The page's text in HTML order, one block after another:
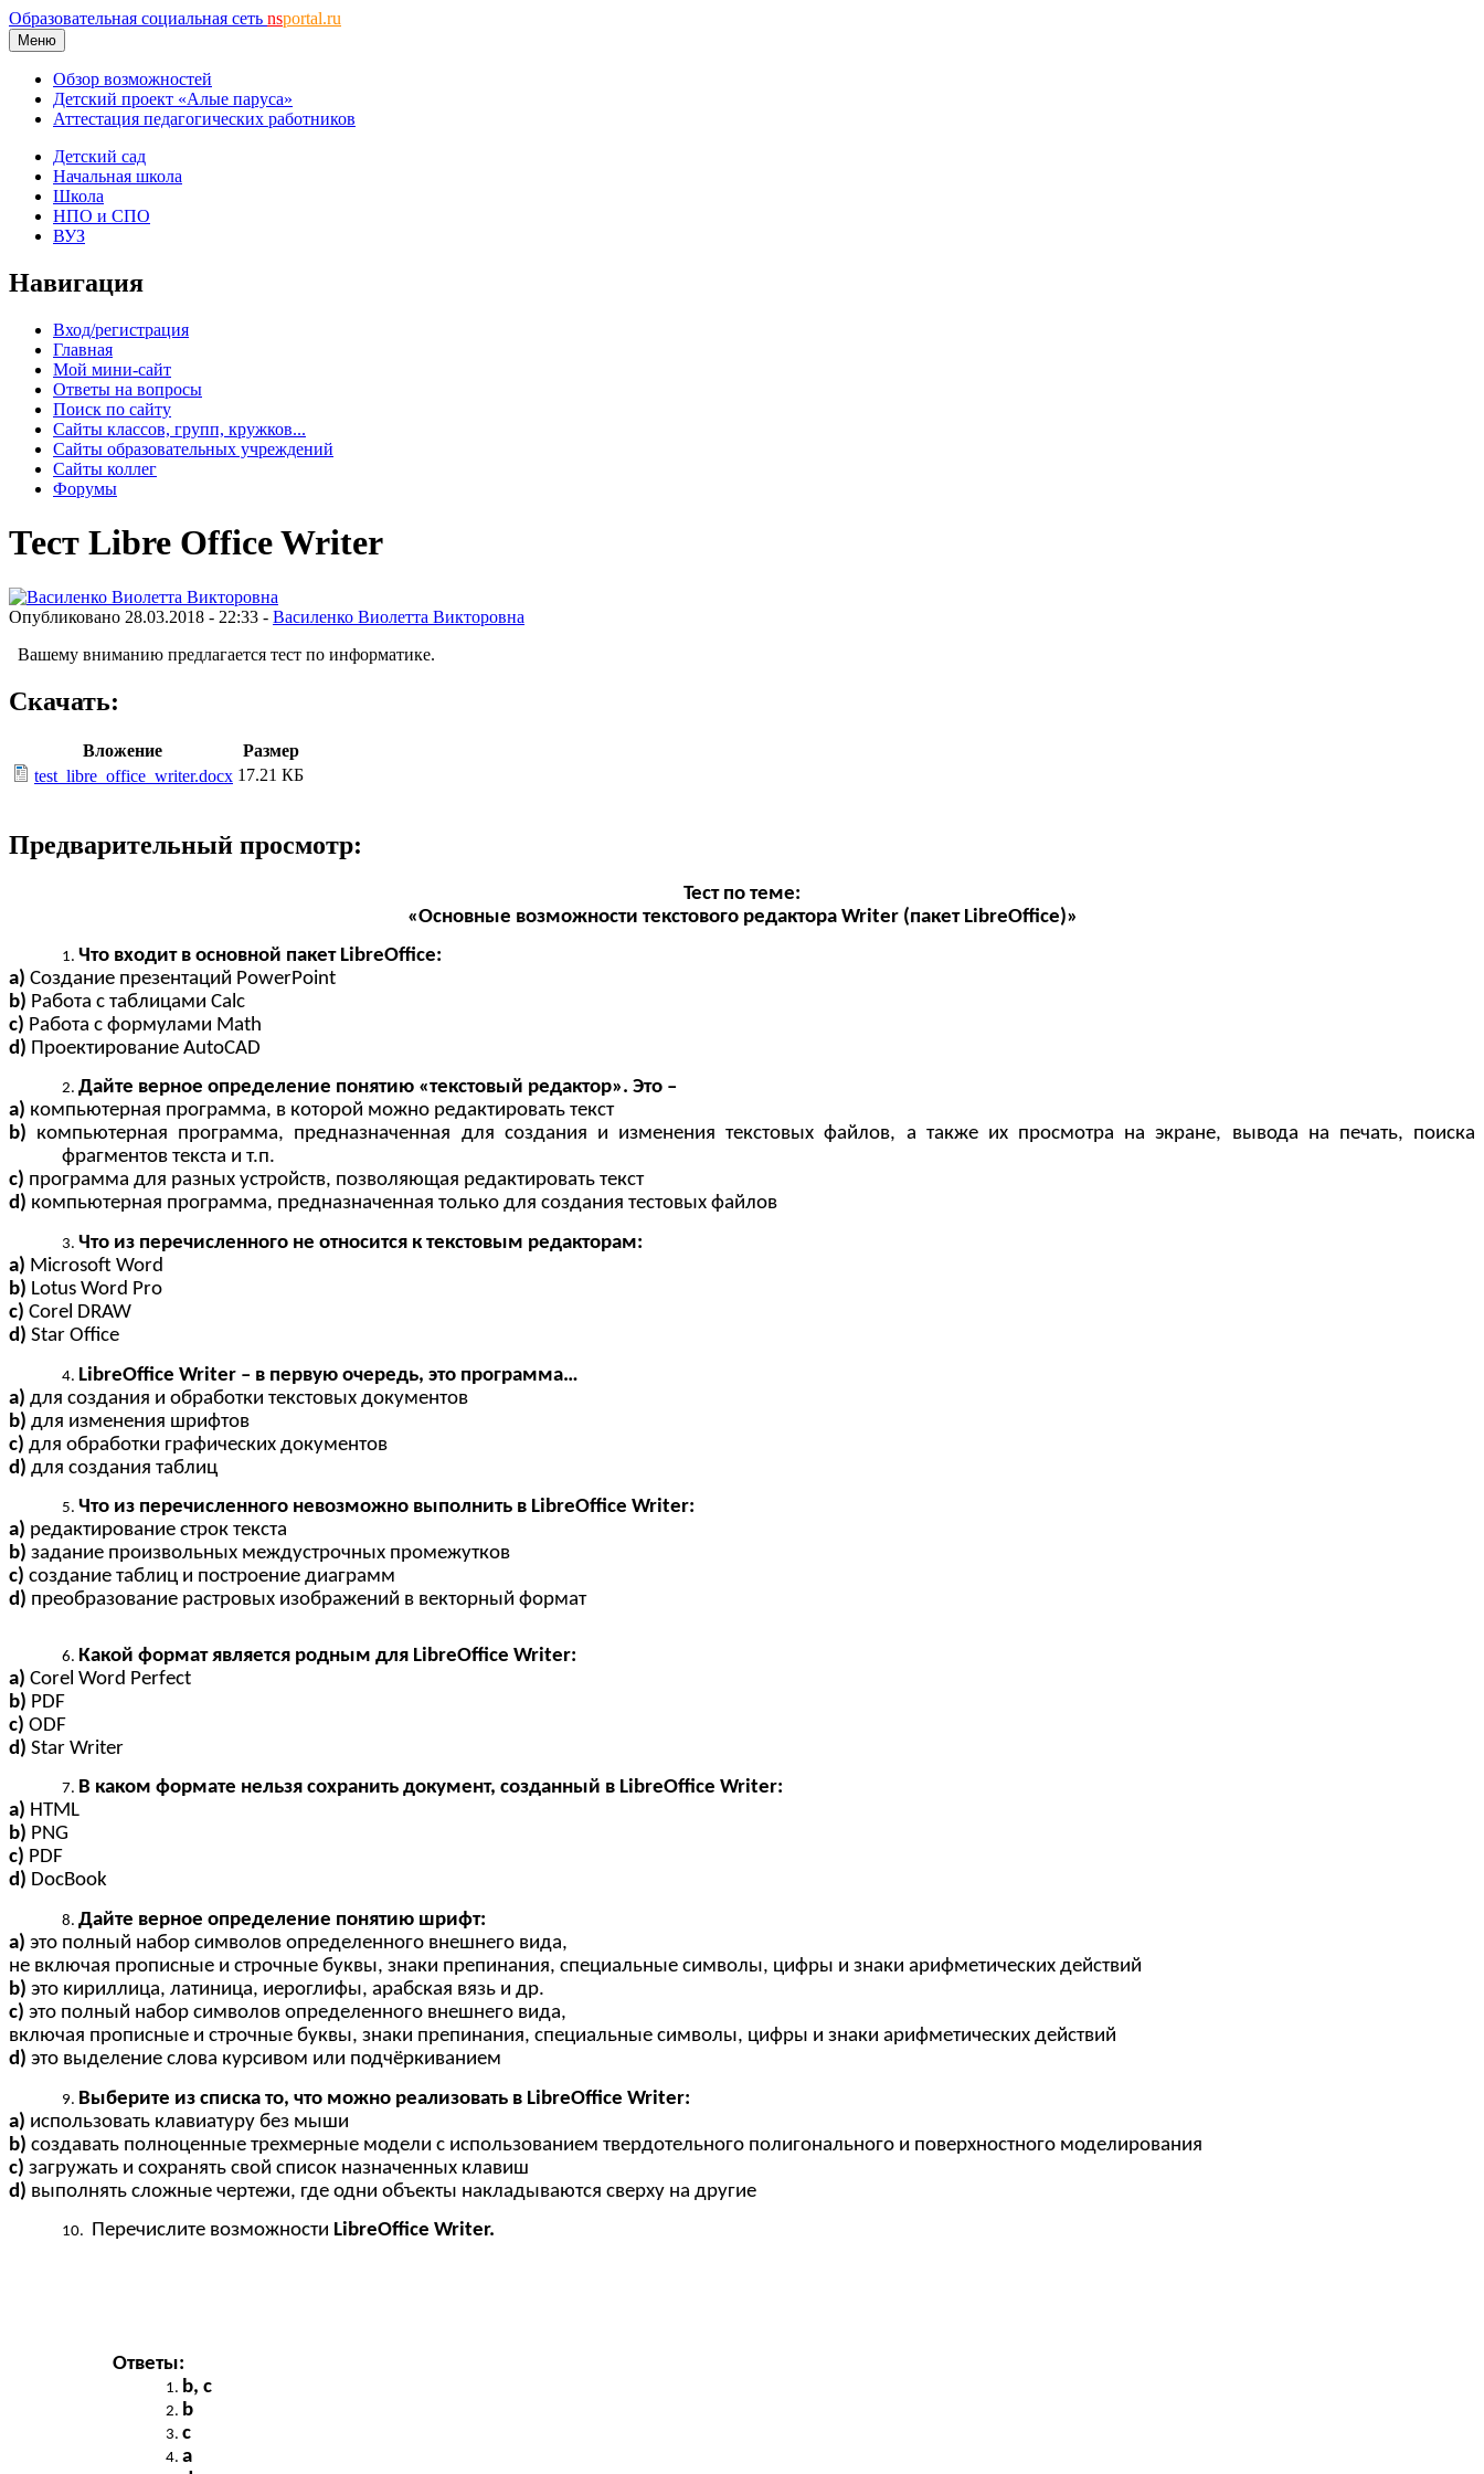
Образовательная социальная сеть nsportal.ru
Меню
Обзор возможностей
Детский проект «Алые паруса»
Аттестация педагогических работников
Детский сад
Начальная школа
Школа
НПО и СПО
ВУЗ
Навигация
Вход/регистрация
Главная
Мой мини-сайт
Ответы на вопросы
Поиск по сайту
Сайты классов, групп, кружков...
Сайты образовательных учреждений
Сайты коллег
Форумы
Тест Libre Office Writer
Опубликовано 28.03.2018 - 22:33 - Василенко Виолетта Викторовна
Вашему вниманию предлагается тест по информатике.
Скачать:
Вложение
Размер
test_libre_office_writer.docx 17.21 КБ
Предварительный просмотр:
Тест по теме:
«Основные возможности текстового редактора Writer (пакет LibreOffice)»
Что входит в основной пакет LibreOffice:
a) Создание презентаций PowerPoint
b) Работа с таблицами Calc
c) Работа с формулами Math
d) Проектирование AutoCAD
Дайте верное определение понятию «текстовый редактор». Это –
a) компьютерная программа, в которой можно редактировать текст
b) компьютерная программа, предназначенная для создания и изменения текстовых файлов, а также их просмотра на экране, вывода на печать, поиска
фрагментов текста и т.п.
c) программа для разных устройств, позволяющая редактировать текст
d) компьютерная программа, предназначенная только для создания тестовых файлов
Что из перечисленного не относится к текстовым редакторам:
a) Microsoft Word
b) Lotus Word Pro
c) Corel DRAW
d) Star Office
LibreOffice Writer – в первую очередь, это программа…
a) для создания и обработки текстовых документов
b) для изменения шрифтов
c) для обработки графических документов
d) для создания таблиц
Что из перечисленного невозможно выполнить в LibreOffice Writer:
a) редактирование строк текста
b) задание произвольных междустрочных промежутков
c) создание таблиц и построение диаграмм
d) преобразование растровых изображений в векторный формат
Какой формат является родным для LibreOffice Writer:
a) Corel Word Perfect
b) PDF
c) ODF
d) Star Writer
В каком формате нельзя сохранить документ, созданный в LibreOffice Writer:
a) HTML
b) PNG
c) PDF
d) DocBook
Дайте верное определение понятию шрифт:
a) это полный набор символов определенного внешнего вида,
не включая прописные и строчные буквы, знаки препинания, специальные символы, цифры и знаки арифметических действий
b) это кириллица, латиница, иероглифы, арабская вязь и др.
c) это полный набор символов определенного внешнего вида,
включая прописные и строчные буквы, знаки препинания, специальные символы, цифры и знаки арифметических действий
d) это выделение слова курсивом или подчёркиванием
Выберите из списка то, что можно реализовать в LibreOffice Writer:
a) использовать клавиатуру без мыши
b) создавать полноценные трехмерные модели с использованием твердотельного полигонального и поверхностного моделирования
c) загружать и сохранять свой список назначенных клавиш
d) выполнять сложные чертежи, где одни объекты накладываются сверху на другие
Перечислите возможности LibreOffice Writer.
Ответы:
b, c
b
c
a